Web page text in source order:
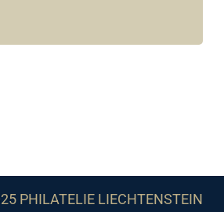
PHILATELIE LIECHTENSTEIN